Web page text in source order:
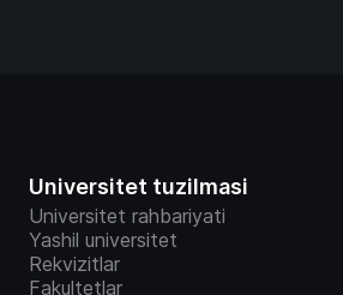
Universitet tuzilmasi
Universitet rahbariyati
Yashil universitet
Rekvizitlar
Fakultetlar